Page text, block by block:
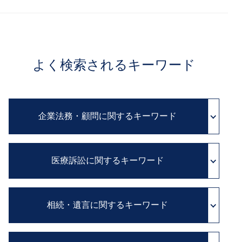
よく検索されるキーワード
企業法務・顧問に関するキーワード
訴訟 紛争解決
職場 ハラスメント
顧問 弁護士 とは
民法改正 契約書 見直し
医療訴訟に関するキーワード
医療過誤 示談交渉 期間
医療事故 損害賠償
相続・遺言に関するキーワード